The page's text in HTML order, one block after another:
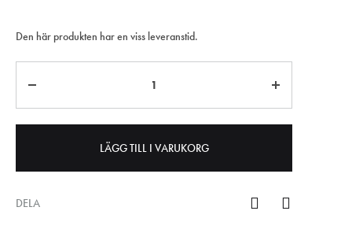
Den här produkten har en viss leveranstid.
LÄGG TILL I VARUKORG
DELA